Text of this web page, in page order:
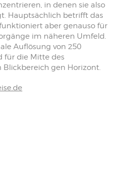
in denen sie also
Hauptsächlich betrifft das
aber genauso für
im näheren Umfeld.
Auflösung von 250
für die Mitte des
Blickbereich gen Horizont.